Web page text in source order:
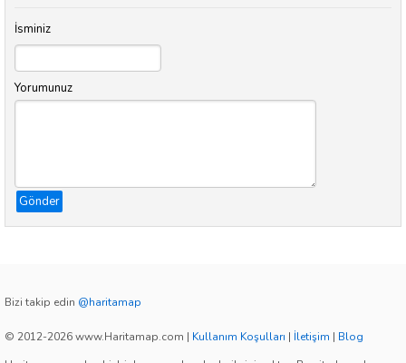
İsminiz
Yorumunuz
Gönder
Bizi takip edin @haritamap
© 2012-2026 www.Haritamap.com | Kullanım Koşulları | İletişim | Blog